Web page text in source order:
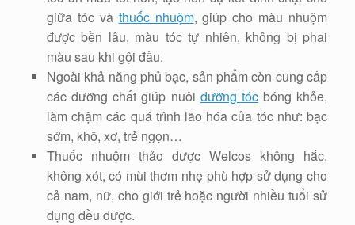
giữa tóc và thuốc nhuộm, giúp cho màu nhuộm
được bền lâu, màu tóc tự nhiên, không bị phai
màu sau khi gội đầu.
Ngoài khả năng phủ bạc, sản phẩm còn cung cấp
các dưỡng chất giúp nuôi dưỡng tócbóng khỏe,
làm chậm các quá trình lão hóa của tóc như: bạc
sớm, khô, xơ, trẻ ngọn…
Thuốc nhuộm thảo dược Welcos không hắc,
không xót, có mùi thơm nhẹ phù hợp sử dụng cho
cả nam, nữ, cho giới trẻ hoặc người nhiều tuổi sử
dụng đều được.